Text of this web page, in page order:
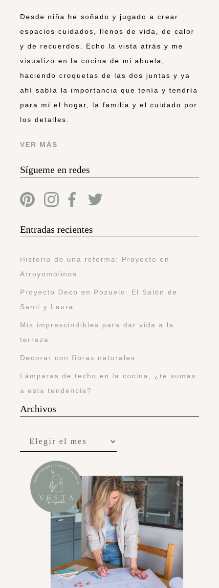
Desde niña he soñado y jugado a crear
espacios cuidados, llenos de vida, de calor
y de recuerdos. Echo la vista atrás y me
visualizo en la cocina de mi abuela,
haciendo croquetas de las dos juntas y ya
ahí sabía la importancia que tenía y tendría
para mí el hogar, la familia y el cuidado por
los detalles.
VER MÁS
Sígueme en redes
Entradas recientes
Historia de una reforma: Proyecto en
Arroyomolinos
Proyecto Deco en Pozuelo: El Salón de
Santi y Laura
Mis imprescindibles para dar vida a la
terraza
Decorar con fibras naturales
Lámparas de techo en la cocina, ¿te sumas
a esta tendencia?
Archivos